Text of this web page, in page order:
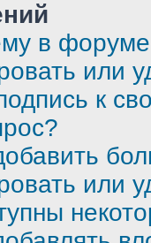
в
или
к
или